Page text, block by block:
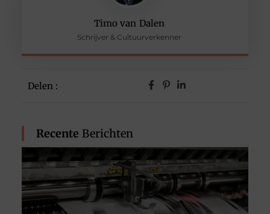
Timo van Dalen
Schrijver & Cultuurverkenner
Delen :
Recente Berichten